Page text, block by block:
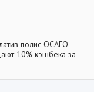
полис ОСАГО
10% кэшбека за